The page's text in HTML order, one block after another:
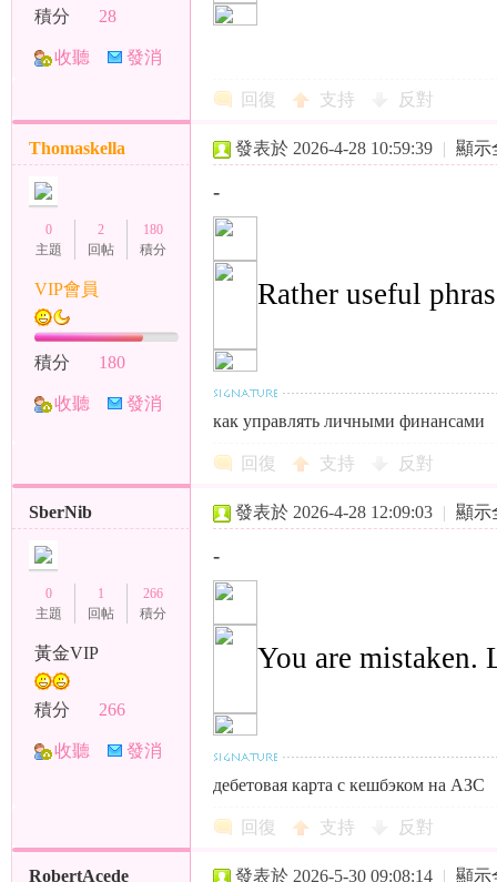
積分 28
收聽
發消
回復 支持 反對
Thomaskella
0
主題
2
回帖
180
積分
VIP會員
積分 180
收聽
發消
發表於 2026-4-28 10:59:39 | 顯示
-
Rather useful
как управлять личными финансами
回復 支持 反對
SberNib
0
主題
1
回帖
266
積分
黃金VIP
積分 266
收聽
發消
發表於 2026-4-28 12:09:03 | 顯示
-
You are mistaken.
дебетовая карта с кешбэком на АЗС
回復 支持 反對
RobertAcede 發表於 2026-5-30 09:08:14 | 顯示